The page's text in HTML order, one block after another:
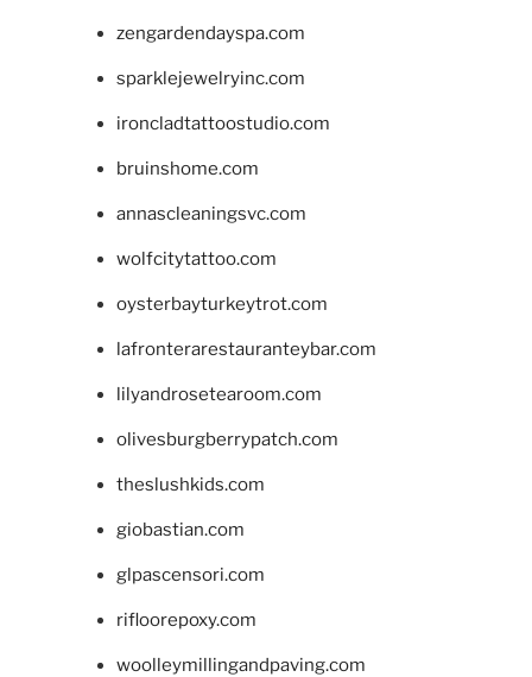
zengardendayspa.com
sparklejewelryinc.com
ironcladtattoostudio.com
bruinshome.com
annascleaningsvc.com
wolfcitytattoo.com
oysterbayturkeytrot.com
lafronterarestauranteybar.com
lilyandrosetearoom.com
olivesburgberrypatch.com
theslushkids.com
giobastian.com
glpascensori.com
rifloorepoxy.com
woolleymillingandpaving.com